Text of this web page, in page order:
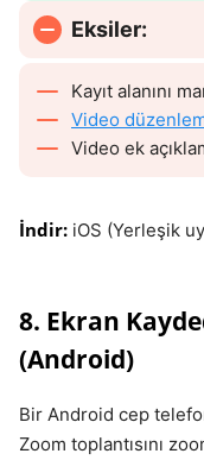
Eksiler:
Kayıt alanını
Video
Video ek
İndir: iOS (Yerleşik
8. Ekran
(Android)
Bir Android cep
Zoom toplantısını